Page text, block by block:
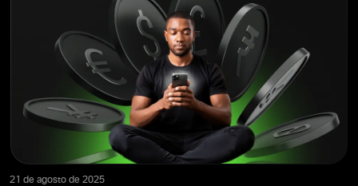
21 de agosto de 2025